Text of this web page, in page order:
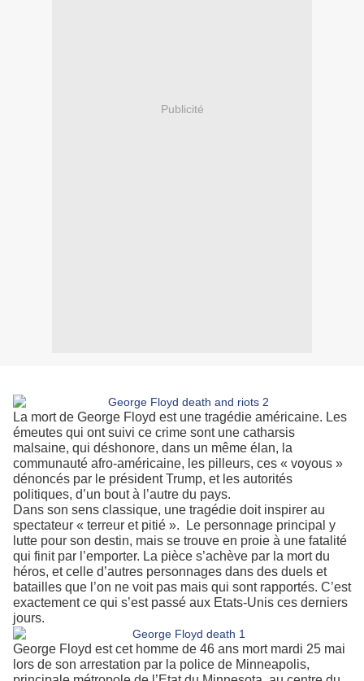
Publicité
La mort de George Floyd est une tragédie américaine. Les
émeutes qui ont suivi ce crime sont une catharsis
malsaine, qui déshonore, dans un même élan, la
communauté afro-américaine, les pilleurs, ces « voyous »
dénoncés par le président Trump, et les autorités
politiques, d’un bout à l’autre du pays.
Dans son sens classique, une tragédie doit inspirer au
spectateur « terreur et pitié ».
Le personnage principal y
lutte pour son destin, mais se trouve en proie à une fatalité
qui finit par l’emporter. La pièce s’achève par la mort du
héros, et celle d’autres personnages dans des duels et
batailles que l’on ne voit pas mais qui sont rapportés. C’est
exactement ce qui s’est passé aux Etats-Unis ces derniers
jours.
George Floyd est cet homme de 46 ans mort mardi 25 mai
lors de son arrestation par la police de Minneapolis,